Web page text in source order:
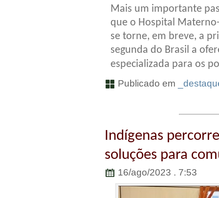
Mais um importante
que o Hospital
se torne, em breve, a
segunda do Brasil a
especializada para os
Publicado em
Indígenas
soluções para
16/ago/2023 . 7:53